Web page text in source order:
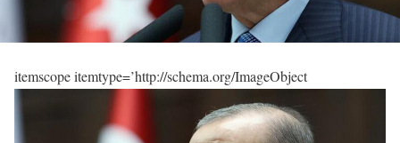
itemscope itemtype=’http://schema.org/ImageObject